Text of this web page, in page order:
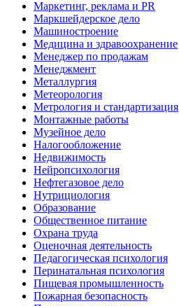
Маркетинг, реклама и PR
Маркшейдерское дело
Машиностроение
Медицина и здравоохранение
Менеджер по продажам
Менеджмент
Металлургия
Метеорология
Метрология и стандартизация
Монтажные работы
Музейное дело
Налогообложение
Недвижимость
Нейропсихология
Нефтегазовое дело
Нутрициология
Образование
Общественное питание
Охрана труда
Оценочная деятельность
Педагогическая психология
Перинатальная психология
Пищевая промышленность
Пожарная безопасность